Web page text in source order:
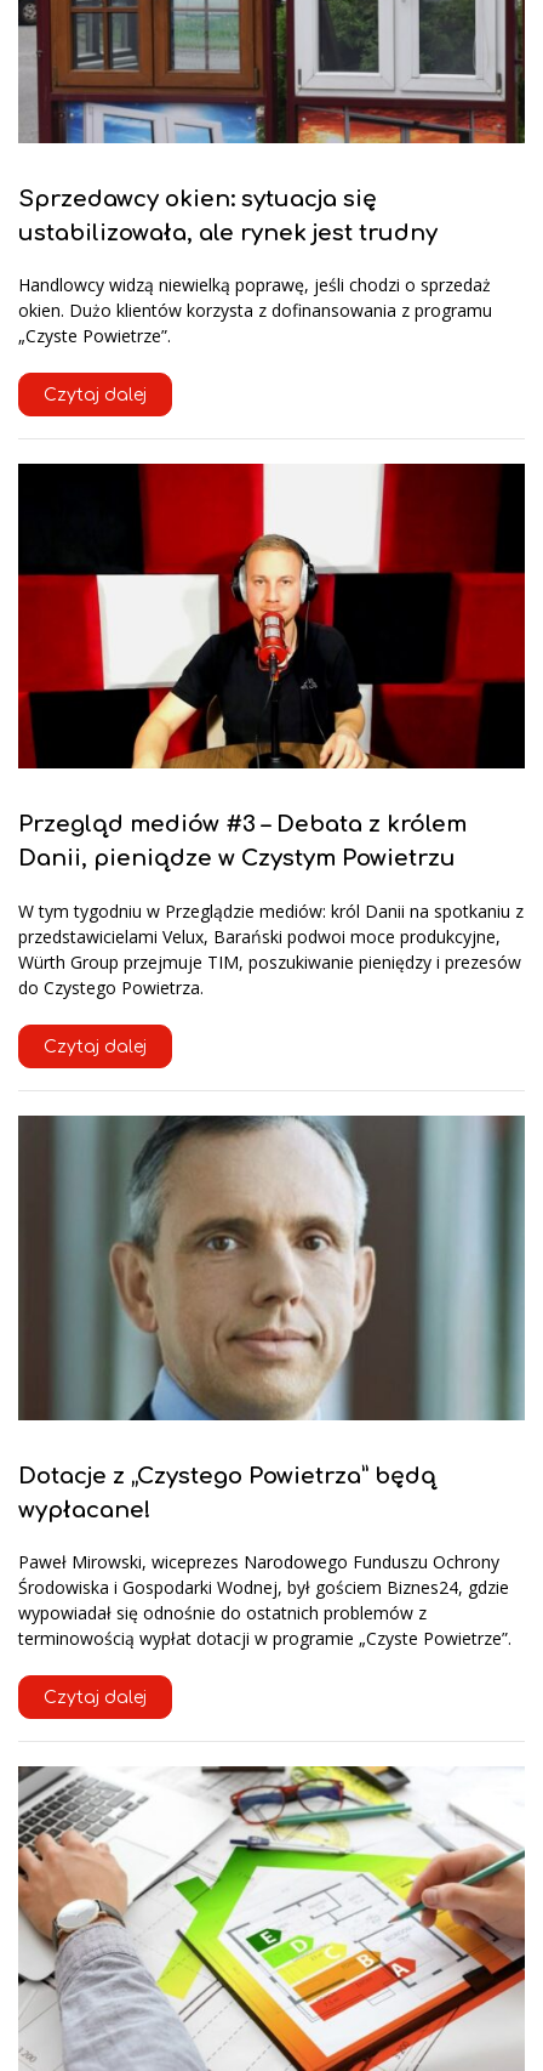
Sprzedawcy okien: sytuacja się
ustabilizowała, ale rynek jest trudny
Handlowcy widzą niewielką poprawę, jeśli chodzi o sprzedaż
okien. Dużo klientów korzysta z dofinansowania z programu
„Czyste Powietrze”.
Czytaj dalej
Przegląd mediów #3 – Debata z królem
Danii, pieniądze w Czystym Powietrzu
W tym tygodniu w Przeglądzie mediów: król Danii na spotkaniu z
przedstawicielami Velux, Barański podwoi moce produkcyjne,
Würth Group przejmuje TIM, poszukiwanie pieniędzy i prezesów
do Czystego Powietrza.
Czytaj dalej
Dotacje z „Czystego Powietrza” będą
wypłacane!
Paweł Mirowski, wiceprezes Narodowego Funduszu Ochrony
Środowiska i Gospodarki Wodnej, był gościem Biznes24, gdzie
wypowiadał się odnośnie do ostatnich problemów z
terminowością wypłat dotacji w programie „Czyste Powietrze”.
Czytaj dalej